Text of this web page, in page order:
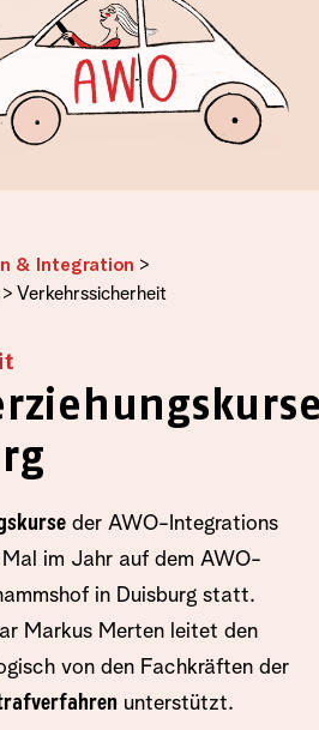
& Integration >
> Verkehrssicherheit
der AWO-Integrations
im Jahr auf dem AWO-
in Duisburg statt.
Markus Merten leitet den
von den Fachkräften der
unterstützt.